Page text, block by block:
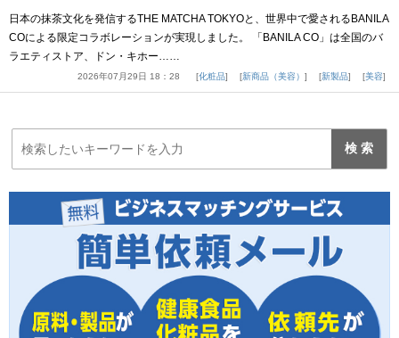
日本の抹茶文化を発信するTHE MATCHA TOKYOと、世界中で愛されるBANILA
COによる限定コラボレーションが実現しました。 「BANILA CO」は全国のバ
ラエティストア、ドン・キホー……
2026年07月29日 18：28 化粧品 新商品（美容） 新製品 美容